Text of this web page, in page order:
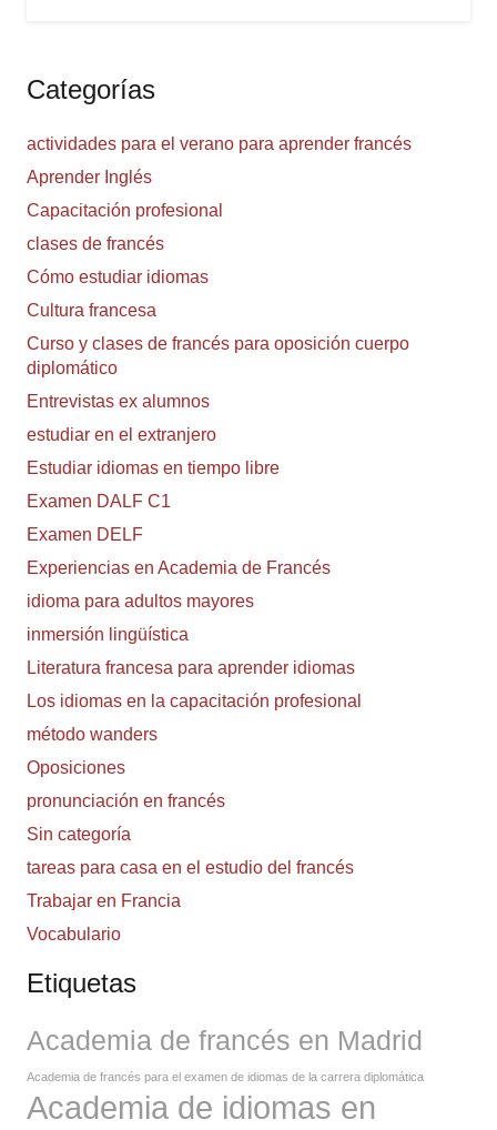
Categorías
actividades para el verano para aprender francés
Aprender Inglés
Capacitación profesional
clases de francés
Cómo estudiar idiomas
Cultura francesa
Curso y clases de francés para oposición cuerpo
diplomático
Entrevistas ex alumnos
estudiar en el extranjero
Estudiar idiomas en tiempo libre
Examen DALF C1
Examen DELF
Experiencias en Academia de Francés
idioma para adultos mayores
inmersión lingüística
Literatura francesa para aprender idiomas
Los idiomas en la capacitación profesional
método wanders
Oposiciones
pronunciación en francés
Sin categoría
tareas para casa en el estudio del francés
Trabajar en Francia
Vocabulario
Etiquetas
Academia de francés en Madrid
Academia de francés para el examen de idiomas de la carrera diplomática
Academia de idiomas en